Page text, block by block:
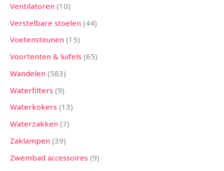
Ventilatoren 10
Verstelbare stoelen 44
Voetensteunen 15
Voortenten & luifels 65
Wandelen 583
Waterfilters 9
Waterkokers 13
Waterzakken 7
Zaklampen 39
Zwembad accessoires 9